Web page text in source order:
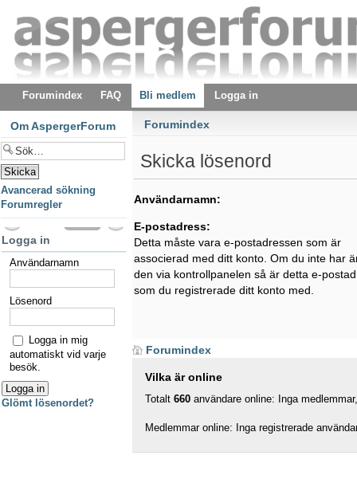
Forumindex FAQ Bli medlem Logga in
Forumindex
Skicka lösenord
Användarnamn:
E-postadress:
Detta måste vara e-postadressen som är
associerad med ditt konto. Om du inte har
den via kontrollpanelen så är detta e-
som du registrerade ditt konto med.
Forumindex
Vilka är online
Totalt 660 användare online: Inga
Medlemmar online: Inga registrerade
Om AspergerForum
Avancerad sökning
Forumregler
Logga in
Användarnamn
Lösenord
Logga in mig
automatiskt vid varje
besök.
Glömt lösenordet?